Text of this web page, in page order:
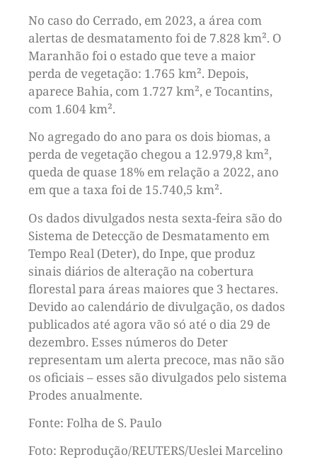
No caso do Cerrado, em 2023, a área com
alertas de desmatamento foi de 7.828 km². O
Maranhão foi o estado que teve a maior
perda de vegetação: 1.765 km². Depois,
aparece Bahia, com 1.727 km², e Tocantins,
com 1.604 km².
No agregado do ano para os dois biomas, a
perda de vegetação chegou a 12.979,8 km²,
queda de quase 18% em relação a 2022, ano
em que a taxa foi de 15.740,5 km².
Os dados divulgados nesta sexta-feira são do
Sistema de Detecção de Desmatamento em
Tempo Real (Deter), do Inpe, que produz
sinais diários de alteração na cobertura
florestal para áreas maiores que 3 hectares.
Devido ao calendário de divulgação, os dados
publicados até agora vão só até o dia 29 de
dezembro. Esses números do Deter
representam um alerta precoce, mas não são
os oficiais – esses são divulgados pelo sistema
Prodes anualmente.
Fonte: Folha de S. Paulo
Foto: Reprodução/REUTERS/Ueslei Marcelino